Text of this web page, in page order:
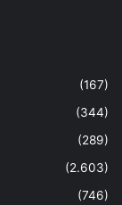
(167)
(344)
(289)
(2.603)
(746)